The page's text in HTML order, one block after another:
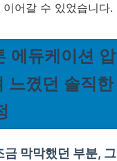
어갈 수 있었습니다.
에듀케이션
느꼈던 솔직
금 막막했던 부분, 그